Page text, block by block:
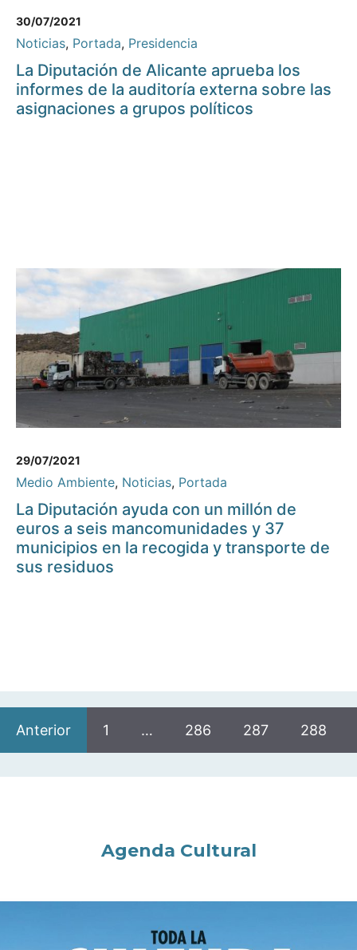
30/07/2021
Noticias, Portada, Presidencia
La Diputación de Alicante aprueba los
informes de la auditoría externa sobre las
asignaciones a grupos políticos
29/07/2021
Medio Ambiente, Noticias, Portada
La Diputación ayuda con un millón de
euros a seis mancomunidades y 37
municipios en la recogida y transporte de
sus residuos
Anterior 1 … 286 287 288
Agenda Cultural